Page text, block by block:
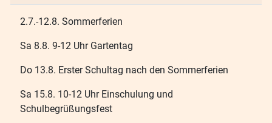
2.7.-12.8. Sommerferien
Sa 8.8. 9-12 Uhr Gartentag
Do 13.8. Erster Schultag nach den Sommerferien
Sa 15.8. 10-12 Uhr Einschulung und
Schulbegrüßungsfest